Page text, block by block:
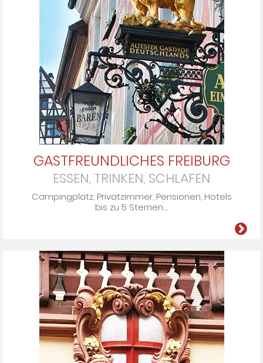
GASTFREUNDLICHES FREIBURG
ESSEN, TRINKEN, SCHLAFEN
Cam­ping­platz, Pri­vat­zim­mer, Pen­si­onen, Ho­tels
bis zu 5 Ster­nen­....